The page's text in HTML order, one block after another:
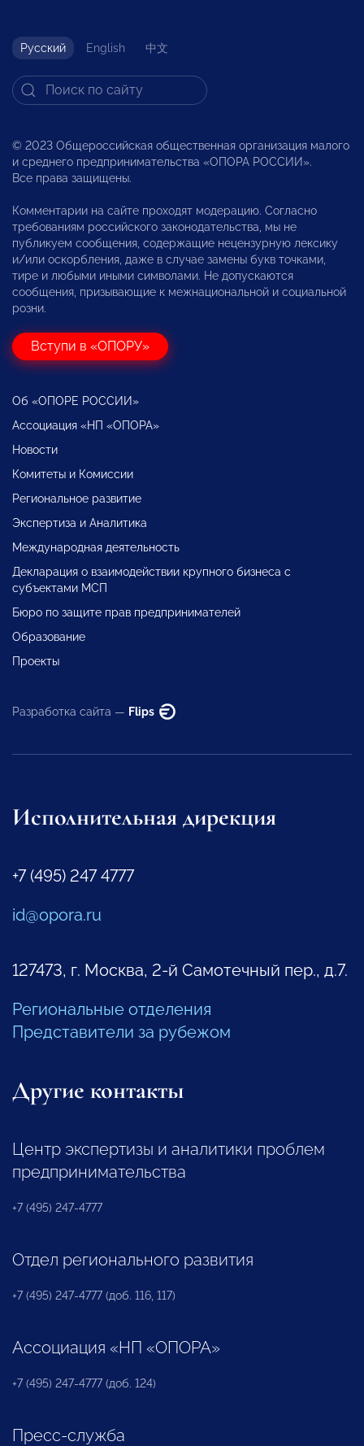
Русский English 中文
© 2023 Общероссийская общественная организация малого
и среднего предпринимательства «ОПОРА РОССИИ».
Все права защищены.
Комментарии на сайте проходят модерацию. Согласно
требованиям российского законодательства, мы не
публикуем сообщения, содержащие нецензурную лексику
и/или оскорбления, даже в случае замены букв точками,
тире и любыми иными символами. Не допускаются
сообщения, призывающие к межнациональной и социальной
розни.
Вступи в «ОПОРУ»
Об «ОПОРЕ РОССИИ»
Ассоциация «НП «ОПОРА»
Новости
Комитеты и Комиссии
Региональное развитие
Экспертиза и Аналитика
Международная деятельность
Декларация о взаимодействии крупного бизнеса с
субъектами МСП
Бюро по защите прав предпринимателей
Образование
Проекты
Разработка сайта — Flips
Исполнительная дирекция
+7 (495) 247 4777
id@opora.ru
127473, г. Москва, 2-й Самотечный пер., д.7.
Региональные отделения
Представители за рубежом
Другие контакты
Центр экспертизы и аналитики проблем
предпринимательства
+7 (495) 247-4777
Отдел регионального развития
+7 (495) 247-4777 (доб. 116, 117)
Ассоциация «НП «ОПОРА»
+7 (495) 247-4777 (доб. 124)
Пресс-служба